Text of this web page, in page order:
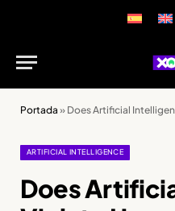
Portada » Does Artificial
ARTIFICIAL INTELLIGENCE
Does